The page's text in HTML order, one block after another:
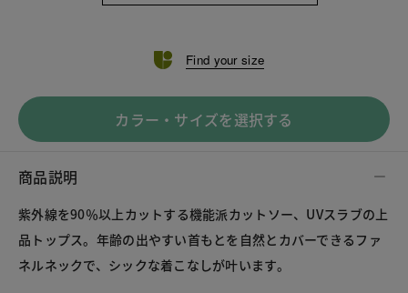
Find your size
カラー・サイズを選択する
商品説明
紫外線を90％以上カットする機能派カットソー、UVスラブの上
品トップス。年齢の出やすい首もとを自然とカバーできるファ
ネルネックで、シックな着こなしが叶います。